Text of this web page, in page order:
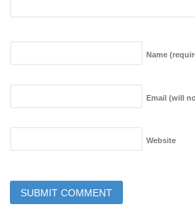
Name
Email (will
Website